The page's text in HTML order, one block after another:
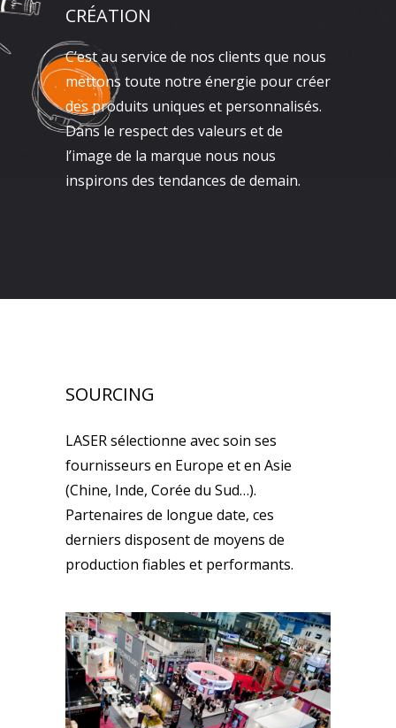
CRÉATION
C’est au service de nos clients que nous
mettons toute notre énergie pour créer
des produits uniques et personnalisés.
Dans le respect des valeurs et de
l’image de la marque nous nous
inspirons des tendances de demain.
SOURCING
LASER sélectionne avec soin ses
fournisseurs en Europe et en Asie
(Chine, Inde, Corée du Sud…).
Partenaires de longue date, ces
derniers disposent de moyens de
production fiables et performants.